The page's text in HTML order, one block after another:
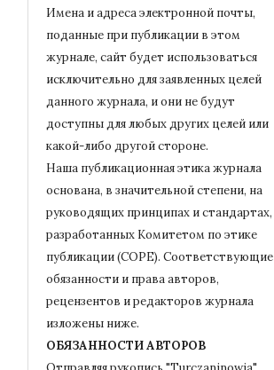
Имена и адреса электронной почты,
поданные при публикации в этом
журнале, сайт будет использоваться
исключительно для заявленных целей
данного журнала, и они не будут
доступны для любых других целей или
какой-либо другой стороне.
Наша публикационная этика журнала
основана, в значительной степени, на
руководящих принципах и стандартах,
разработанных Комитетом по этике
публикации (COPE). Соответствующие
обязанности и права авторов,
рецензентов и редакторов журнала
изложены ниже.
ОБЯЗАННОСТИ АВТОРОВ